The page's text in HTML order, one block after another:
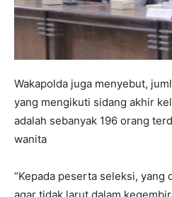
Wakapolda juga menyebut,
yang mengikuti sidang akhir
adalah sebanyak 196 orang
wanita
“Kepada peserta seleksi, yang